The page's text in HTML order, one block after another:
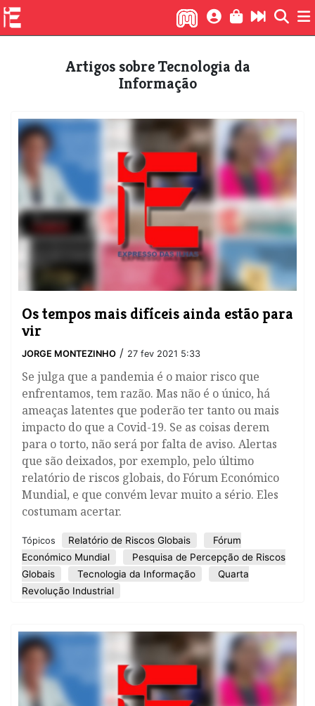
Artigos sobre Tecnologia da
Informação
Os tempos mais difíceis ainda estão para
vir
JORGE MONTEZINHO / 27 fev 2021 5:33
Se julga que a pandemia é o maior risco que
enfrentamos, tem razão. Mas não é o único, há
ameaças latentes que poderão ter tanto ou mais
impacto do que a Covid-19. Se as coisas derem
para o torto, não será por falta de aviso. Alertas
que são deixados, por exemplo, pelo último
relatório de riscos globais, do Fórum Económico
Mundial, e que convém levar muito a sério. Eles
costumam acertar.
Tópicos Relatório de Riscos Globais
Fórum
Económico Mundial
Pesquisa de Percepção de Riscos
Globais
Tecnologia da Informação
Quarta
Revolução Industrial